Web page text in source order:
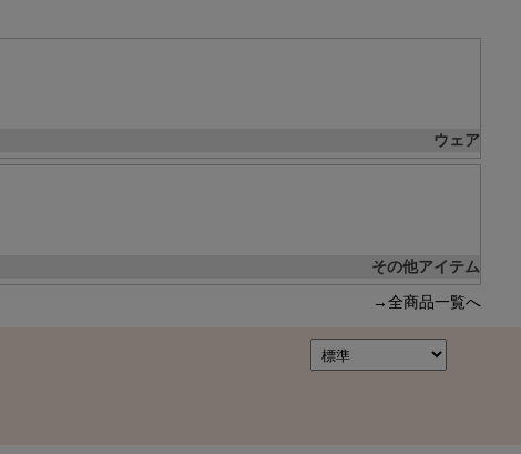
ウェア
その他アイテム
→全商品一覧へ